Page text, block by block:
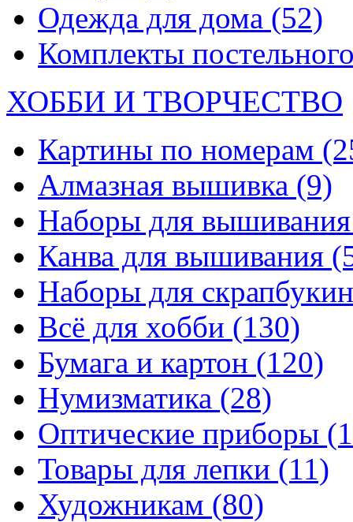
Одежда для дома (52)
Комплекты
ХОББИ И ТВОРЧЕСТВО
Картины по номерам
Алмазная вышивка (9)
Наборы для
Канва для вышивания
Наборы для
Всё для хобби (130)
Бумага и картон (120)
Нумизматика (28)
Оптические приборы
Товары для лепки (11)
Художникам (80)